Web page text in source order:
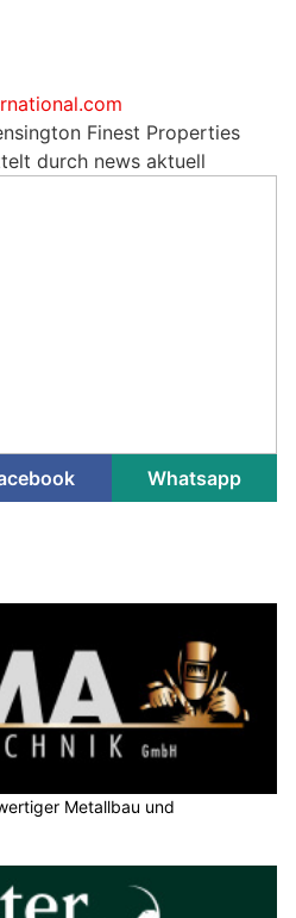
Finest Properties
durch news aktuell
Whatsapp
Metallbau und